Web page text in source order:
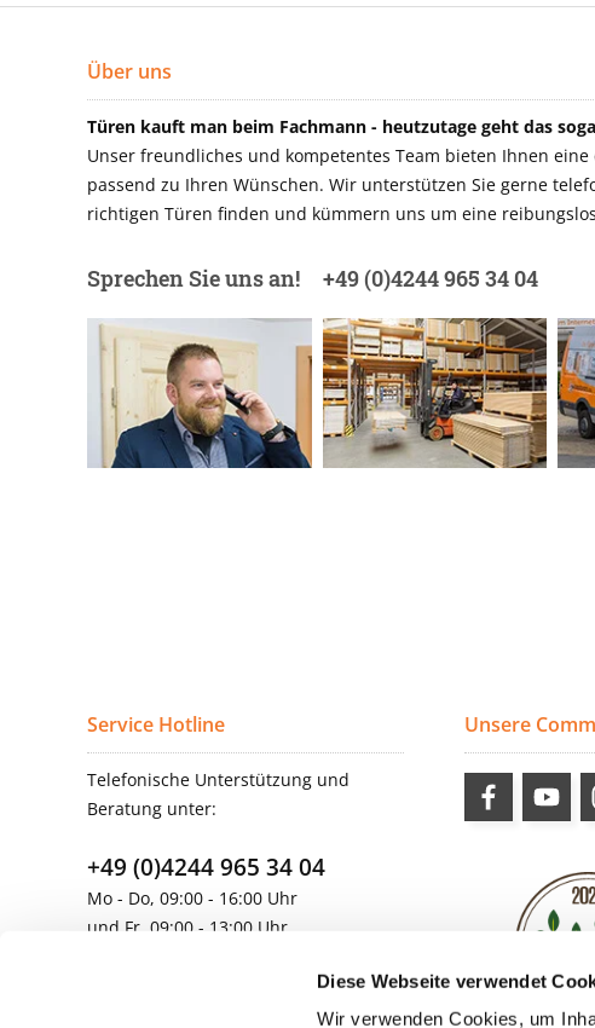
Diese Webseite verwendet
Wir verwenden Cookies, um
Über uns
Türen kauft man beim Fachmann - heutzutage geht das
Unser freundliches und kompetentes Team bieten Ihnen
passend zu Ihren Wünschen. Wir unterstützen Sie gerne
richtigen Türen finden und kümmern uns um eine
Sprechen Sie uns an! +49 (0)4244 965 34 04
Service Hotline
Telefonische Unterstützung und
Beratung unter:
+49 (0)4244 965 34 04
Mo - Do, 09:00 - 16:00 Uhr
und Fr, 09:00 - 13:00 Uhr
Unsere